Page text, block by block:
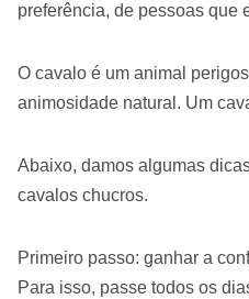
preferência, de pessoas que
O cavalo é um animal
animosidade natural. Um
Abaixo, damos algumas
cavalos chucros.
Primeiro passo: ganhar a
Para isso, passe todos os